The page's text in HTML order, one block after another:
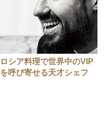
ロシア料理で世界中のVIP
を呼び寄せる天才シェフ